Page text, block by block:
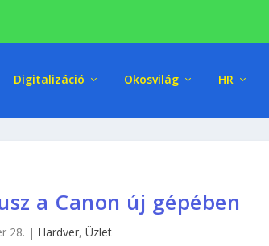
Digitalizáció Okosvilág HR
a Canon új gépében
28. | Hardver, Üzlet